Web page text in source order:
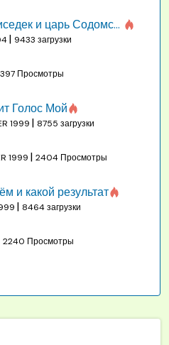
088 – Царь Мелхиседек и царь Содомский
| 9433 загрузки
Просмотры
Голос Мой
1999 | 8755 загрузки
1999 | 2404 Просмотры
и какой результат
| 8464 загрузки
2240 Просмотры